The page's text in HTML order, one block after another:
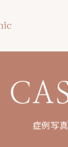
症例写真